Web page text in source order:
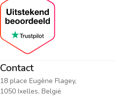
Contact
18 place Eugène Flagey,
1050 Ixelles, België